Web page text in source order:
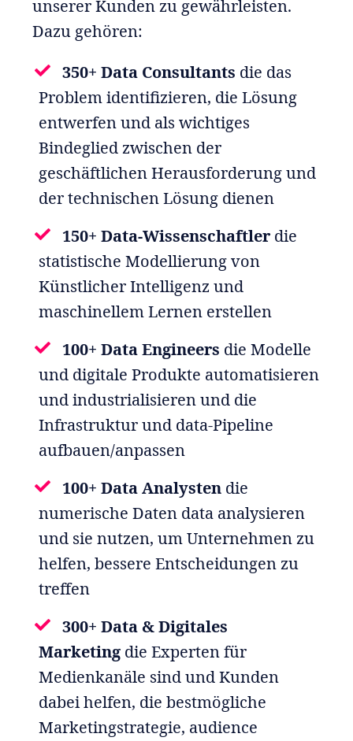
unserer Kunden zu gewährleisten.
Dazu gehören:
350+ Data Consultants die das
Problem identifizieren, die Lösung
entwerfen und als wichtiges
Bindeglied zwischen der
geschäftlichen Herausforderung und
der technischen Lösung dienen
150+ Data-Wissenschaftlerdie
statistische Modellierung von
Künstlicher Intelligenz und
maschinellem Lernen erstellen
100+ Data Engineers die Modelle
und digitale Produkte automatisieren
und industrialisieren und die
Infrastruktur und data-Pipeline
aufbauen/anpassen
100+ Data Analystendie
numerische Daten data analysieren
und sie nutzen, um Unternehmen zu
helfen, bessere Entscheidungen zu
treffen
300+ Data & Digitales
Marketingdie Experten für
Medienkanäle sind und Kunden
dabei helfen, die bestmögliche
Marketingstrategie, audience